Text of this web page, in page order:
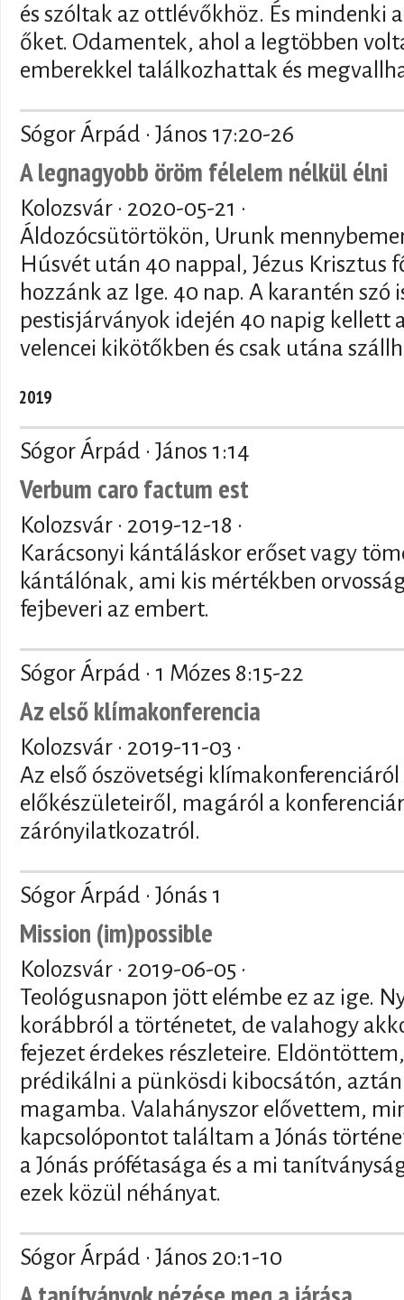
és szóltak az ottlévőkhöz. És mindenki
őket. Odamentek, ahol a legtöbben
emberekkel találkozhattak és
Sógor Árpád · János 17:20-26
A legnagyobb öröm félelem nélkül élni
Kolozsvár · 2020-05-21 ·
Áldozócsütörtökön, Urunk
Húsvét után 40 nappal, Jézus Krisztus
hozzánk az Ige. 40 nap. A karantén szó
pestisjárványok idején 40 napig kellett
velencei kikötőkben és csak utána
2019
Sógor Árpád · János 1:14
Verbum caro factum est
Kolozsvár · 2019-12-18 ·
Karácsonyi kántáláskor erőset vagy
kántálónak, ami kis mértékben
fejbeveri az embert.
Sógor Árpád · 1 Mózes 8:15-22
Az első klímakonferencia
Kolozsvár · 2019-11-03 ·
Az első ószövetségi
előkészületeiről, magáról a
zárónyilatkozatról.
Sógor Árpád · Jónás 1
Mission (im)possible
Kolozsvár · 2019-06-05 ·
Teológusnapon jött elémbe ez az ige.
korábbról a történetet, de valahogy
fejezet érdekes részleteire.
prédikálni a pünkösdi kibocsátón,
magamba. Valahányszor elővettem,
kapcsolópontot találtam a Jónás
a Jónás prófétasága és a mi
ezek közül néhányat.
Sógor Árpád · János 20:1-10